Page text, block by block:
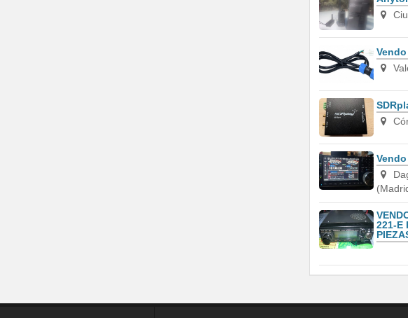
221-E